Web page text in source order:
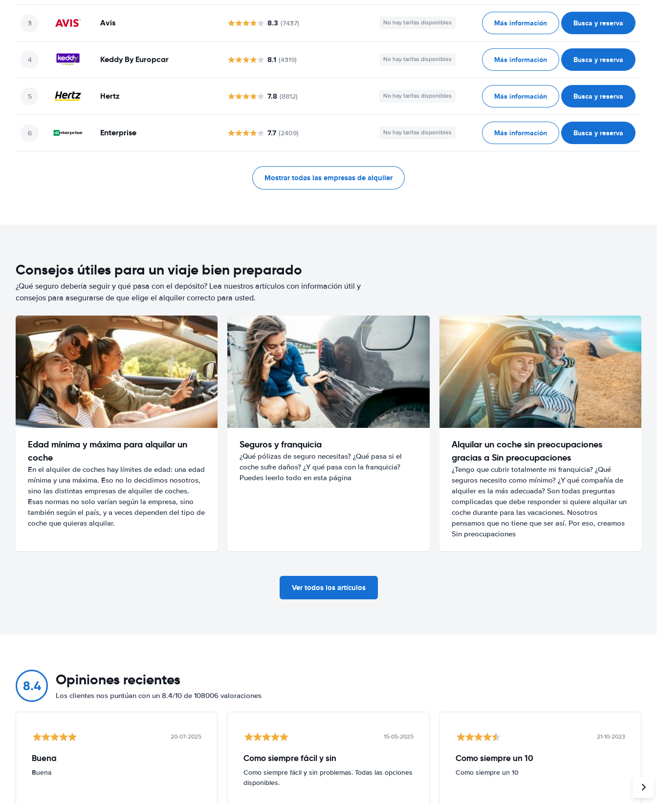
Avis 8.3 (7437) No hay tarifas disponibles Más información Busca y reserva
Keddy By Europcar 8.1 (4319) No hay tarifas disponibles Más información Busca y reserva
Hertz 7.8 (8812) No hay tarifas disponibles Más información Busca y reserva
Enterprise 7.7 (2409) No hay tarifas disponibles Más información Busca y reserva
Mostrar todas las empresas de alquiler
Consejos útiles para un viaje bien preparado
¿Qué seguro debería seguir y qué pasa con el depósito? Lea nuestros artículos con información útil y
consejos para asegurarse de que elige el alquiler correcto para usted.
Edad mínima y máxima para alquilar un
coche
En el alquiler de coches hay límites de edad: una edad
mínima y una máxima. Eso no lo decidimos nosotros,
sino las distintas empresas de alquiler de coches.
Esas normas no solo varían según la empresa, sino
también según el país, y a veces dependen del tipo de
coche que quieras alquilar.
Seguros y franquicia
¿Qué pólizas de seguro necesitas? ¿Qué pasa si el
coche sufre daños? ¿Y qué pasa con la franquicia?
Puedes leerlo todo en esta página
Alquilar un coche sin preocupaciones
gracias a Sin preocupaciones
¿Tengo que cubrir totalmente mi franquicia? ¿Qué
seguros necesito como mínimo? ¿Y qué compañía de
alquiler es la más adecuada? Son todas preguntas
complicadas que debe responder si quiere alquilar un
coche durante para las vacaciones. Nosotros
pensamos que no tiene que ser así. Por eso, creamos
Sin preocupaciones
Ver todos los artículos
8.4 Opiniones recientes
Los clientes nos puntúan con un 8.4/10 de 108006 valoraciones
20-07-2025
Buena
Buena
15-05-2025
Como siempre fácil y sin
Como siempre fácil y sin problemas. Todas las opciones
disponibles.
21-10-2023
Como siempre un 10
Como siempre un 10